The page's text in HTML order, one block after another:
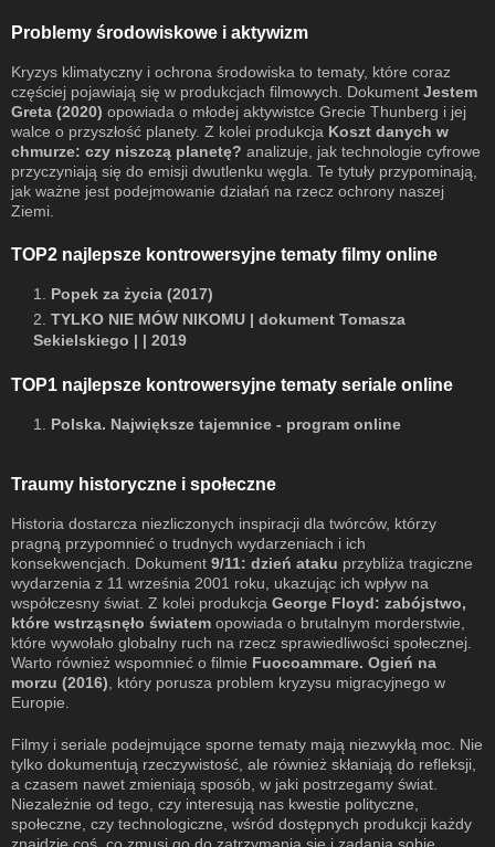
Problemy środowiskowe i aktywizm
Kryzys klimatyczny i ochrona środowiska to tematy, które coraz
częściej pojawiają się w produkcjach filmowych. Dokument Jestem
Greta (2020) opowiada o młodej aktywistce Grecie Thunberg i jej
walce o przyszłość planety. Z kolei produkcja Koszt danych w
chmurze: czy niszczą planetę? analizuje, jak technologie cyfrowe
przyczyniają się do emisji dwutlenku węgla. Te tytuły przypominają,
jak ważne jest podejmowanie działań na rzecz ochrony naszej
Ziemi.
TOP2 najlepsze kontrowersyjne tematy filmy online
1. Popek za życia (2017)
2. TYLKO NIE MÓW NIKOMU | dokument Tomasza
Sekielskiego | | 2019
TOP1 najlepsze kontrowersyjne tematy seriale online
1. Polska. Największe tajemnice - program online
Traumy historyczne i społeczne
Historia dostarcza niezliczonych inspiracji dla twórców, którzy
pragną przypomnieć o trudnych wydarzeniach i ich
konsekwencjach. Dokument 9/11: dzień ataku przybliża tragiczne
wydarzenia z 11 września 2001 roku, ukazując ich wpływ na
współczesny świat. Z kolei produkcja George Floyd: zabójstwo,
które wstrząsnęło światem opowiada o brutalnym morderstwie,
które wywołało globalny ruch na rzecz sprawiedliwości społecznej.
Warto również wspomnieć o filmie Fuocoammare. Ogień na
morzu (2016), który porusza problem kryzysu migracyjnego w
Europie.
Filmy i seriale podejmujące sporne tematy mają niezwykłą moc. Nie
tylko dokumentują rzeczywistość, ale również skłaniają do refleksji,
a czasem nawet zmieniają sposób, w jaki postrzegamy świat.
Niezależnie od tego, czy interesują nas kwestie polityczne,
społeczne, czy technologiczne, wśród dostępnych produkcji każdy